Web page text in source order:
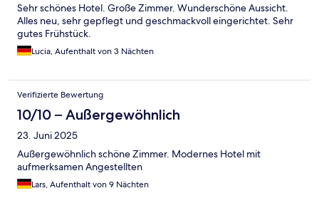
Sehr schönes Hotel. Große Zimmer. Wunderschöne Aussicht.
Alles neu, sehr gepflegt und geschmackvoll eingerichtet. Sehr
gutes Frühstück.
Lucia, Aufenthalt von 3 Nächten
Verifizierte Bewertung
10/10 – Außergewöhnlich
23. Juni 2025
Außergewöhnlich schöne Zimmer. Modernes Hotel mit
aufmerksamen Angestellten
Lars, Aufenthalt von 9 Nächten